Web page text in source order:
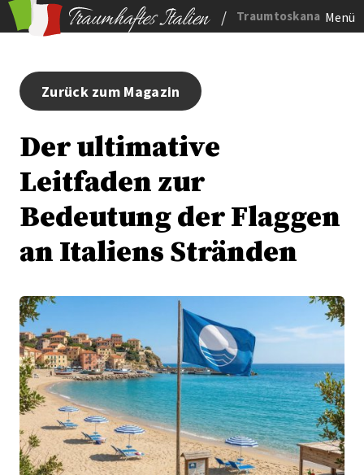
/ Traumtoskana Menü
Zurück zum Magazin
Der ultimative
Leitfaden zur
Bedeutung der Flaggen
an Italiens Stränden